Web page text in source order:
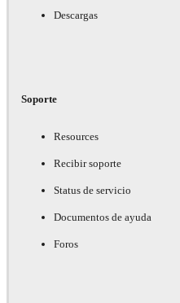
Descargas
Soporte
Resources
Recibir soporte
Status de servicio
Documentos de ayuda
Foros